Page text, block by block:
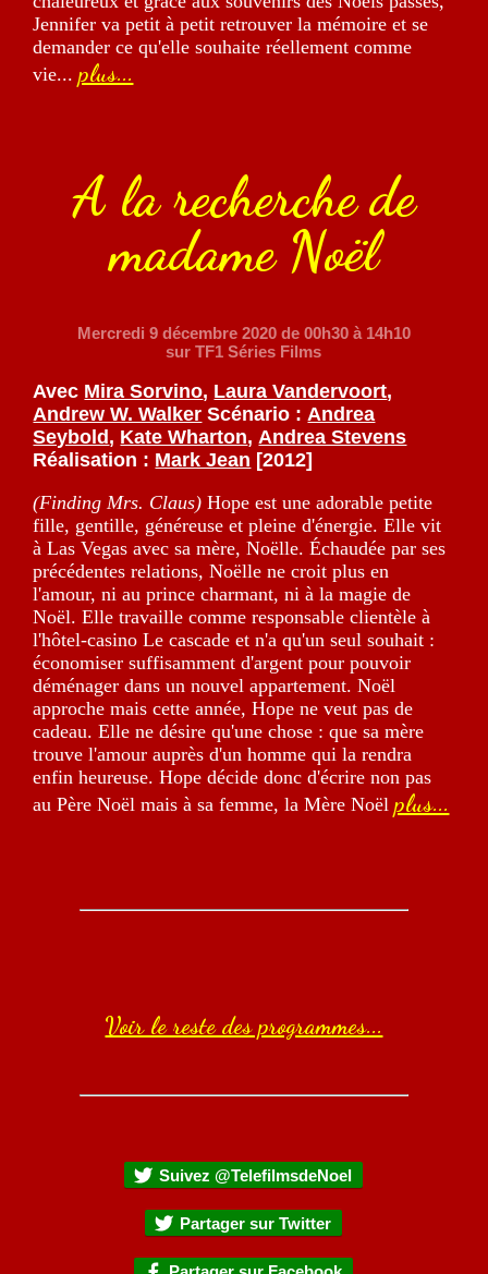
Jennifer va petit à petit retrouver la mémoire et se
demander ce qu'elle souhaite réellement comme
vie...plus...
A la recherche de
madame Noël
Mercredi 9 décembre 2020de 00h30 à 14h10
sur TF1 Séries Films
Avec Mira Sorvino, Laura Vandervoort,
Andrew W. Walker Scénario :Andrea
Seybold , Kate Wharton,Andrea Stevens
Réalisation : Mark Jean [2012]
(Finding Mrs. Claus) Hope est une adorable petite
fille, gentille, généreuse et pleine d'énergie. Elle vit
à Las Vegas avec sa mère, Noëlle. Échaudée par ses
précédentes relations, Noëlle ne croit plus en
l'amour, ni au prince charmant, ni à la magie de
Noël. Elle travaille comme responsable clientèle à
l'hôtel-casino Le cascade et n'a qu'un seul souhait :
économiser suffisamment d'argent pour pouvoir
déménager dans un nouvel appartement. Noël
approche mais cette année, Hope ne veut pas de
cadeau. Elle ne désire qu'une chose : que sa mère
trouve l'amour auprès d'un homme qui la rendra
enfin heureuse. Hope décide donc d'écrire non pas
au Père Noël mais à sa femme, la Mère Noëlplus...
Voir le reste des programmes...
Suivez @TelefilmsdeNoel
Partager sur Twitter